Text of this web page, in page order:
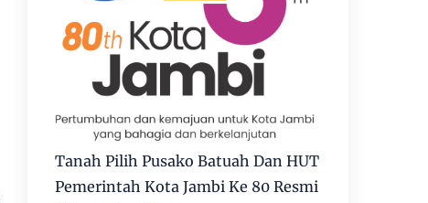
Tanah Pilih Pusako Batuah Dan HUT
Pemerintah Kota Jambi Ke 80 Resmi